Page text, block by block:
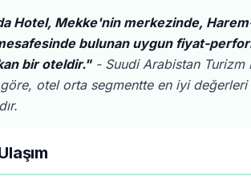
Hotel, Mekke'nin merkezinde,
bulunan uygun fiyat-
bir oteldir."- Suudi Arabistan Turizm
otel orta segmentte en iyi değerleri